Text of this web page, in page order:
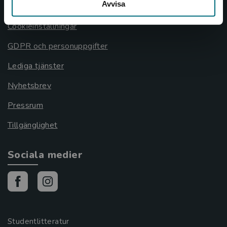
Avvisa
Cookieinställningar
GDPR och personuppgifter
Lediga tjänster
Nyhetsbrev
Pressrum
Tillgänglighet
Sociala medier
Studentlitteratur